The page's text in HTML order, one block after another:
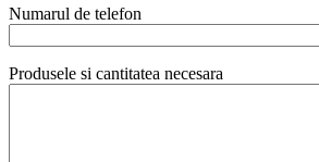
Numarul de telefon
Produsele si cantitatea necesara